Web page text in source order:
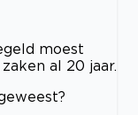
moest
al 20 jaar.